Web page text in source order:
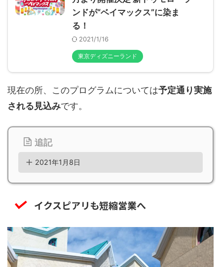
ンドが“ベイマックス”に染ま
る！
2021/1/16
東京ディズニーランド
現在の所、このプログラムについては予定通り実施
される見込みです。
追記
2021年1月8日
イクスピアリも短縮営業へ